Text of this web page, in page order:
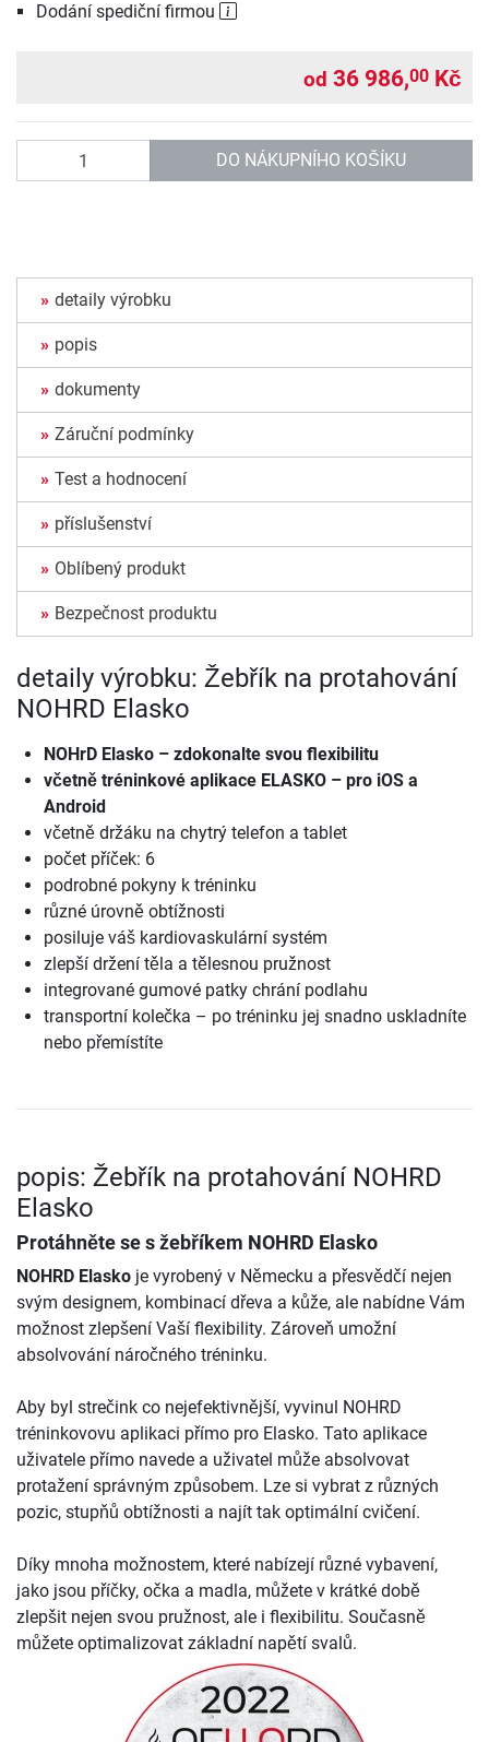
Dodání spediční firmou
od 36 986,00 Kč
DO NÁKUPNÍHO KOŠÍKU
detaily výrobku
popis
dokumenty
Záruční podmínky
Test a hodnocení
příslušenství
Oblíbený produkt
Bezpečnost produktu
detaily výrobku: Žebřík na protahování
NOHRD Elasko
NOHrD Elasko – zdokonalte svou flexibilitu
včetně tréninkové aplikace ELASKO – pro iOS a
Android
včetně držáku na chytrý telefon a tablet
počet příček: 6
podrobné pokyny k tréninku
různé úrovně obtížnosti
posiluje váš kardiovaskulární systém
zlepší držení těla a tělesnou pružnost
integrované gumové patky chrání podlahu
transportní kolečka – po tréninku jej snadno uskladníte
nebo přemístíte
popis: Žebřík na protahování NOHRD
Elasko
Protáhněte se s žebříkem NOHRD Elasko
NOHRD Elasko je vyrobený v Německu a přesvědčí nejen
svým designem, kombinací dřeva a kůže, ale nabídne Vám
možnost zlepšení Vaší flexibility. Zároveň umožní
absolvování náročného tréninku.
Aby byl strečink co nejefektivnější, vyvinul NOHRD
tréninkovovu aplikaci přímo pro Elasko. Tato aplikace
uživatele přímo navede a uživatel může absolvovat
protažení správným způsobem. Lze si vybrat z různých
pozic, stupňů obtížnosti a najít tak optimální cvičení.
Díky mnoha možnostem, které nabízejí různé vybavení,
jako jsou příčky, očka a madla, můžete v krátké době
zlepšit nejen svou pružnost, ale i flexibilitu. Současně
můžete optimalizovat základní napětí svalů.